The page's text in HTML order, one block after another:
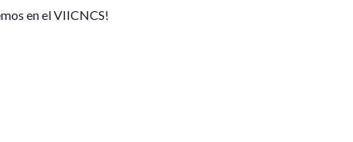
en el VIICNCS!